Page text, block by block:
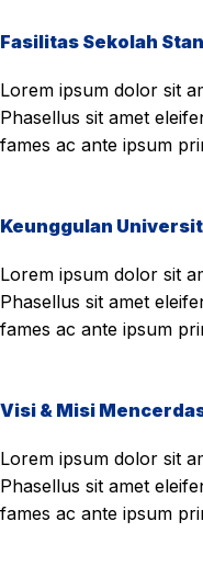
Fasilitas Sekolah
Lorem ipsum dolor sit
Phasellus sit amet
fames ac ante ipsum
Keunggulan
Lorem ipsum dolor sit
Phasellus sit amet
fames ac ante ipsum
Visi & Misi
Lorem ipsum dolor sit
Phasellus sit amet
fames ac ante ipsum